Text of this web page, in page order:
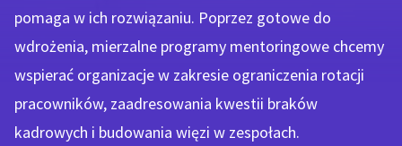
pomaga w ich rozwiązaniu. Poprzez gotowe do
wdrożenia, mierzalne programy mentoringowe chcemy
wspierać organizacje w zakresie ograniczenia rotacji
pracowników, zaadresowania kwestii braków
kadrowych i budowania więzi w zespołach.